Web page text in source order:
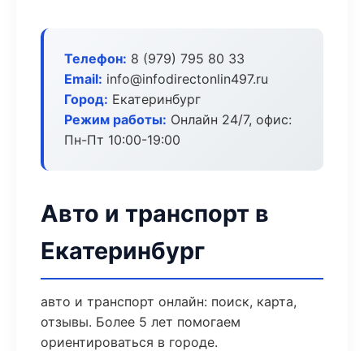
Телефон: 8 (979) 795 80 33
Email: info@infodirectonlin497.ru
Город: Екатеринбург
Режим работы: Онлайн 24/7, офис:
Пн-Пт 10:00-19:00
Авто и транспорт в
Екатеринбург
авто и транспорт онлайн: поиск, карта,
отзывы. Более 5 лет помогаем
ориентироваться в городе.